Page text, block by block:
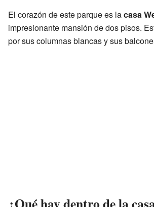
El corazón de este parque es lacasa
impresionante mansión de dos pisos.
por sus columnas blancas y sus